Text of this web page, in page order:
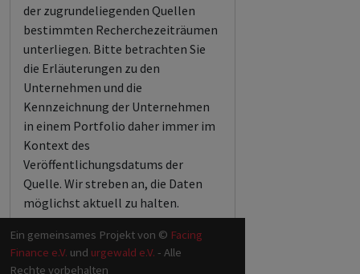
der zugrundeliegenden Quellen
bestimmten Recherchezeiträumen
unterliegen. Bitte betrachten Sie
die Erläuterungen zu den
Unternehmen und die
Kennzeichnung der Unternehmen
in einem Portfolio daher immer im
Kontext des
Veröffentlichungsdatums der
Quelle. Wir streben an, die Daten
möglichst aktuell zu halten.
Ein gemeinsames Projekt von © Facing
Finance e.V. und urgewald e.V. - Alle
Rechte vorbehalten